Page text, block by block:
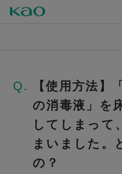
Q.
【使用方法】
の消毒液」を
してしまって
まいました。
の？